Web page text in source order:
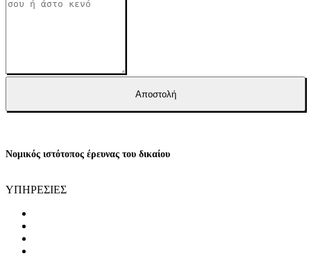
Αποστολή
Νομικός ιστότοπος έρευνας του δικαίου
ΥΠΗΡΕΣΙΕΣ